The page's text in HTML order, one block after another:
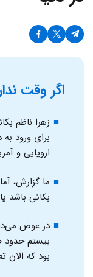
اگر وقت
زهرا ناظم
برای ورود
اروپایی و
ما گزارش،
بکائی باشد
در عوض
بود که الان تعداد